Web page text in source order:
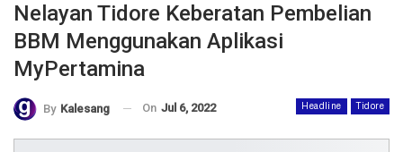
Nelayan Tidore Keberatan Pembelian
BBM Menggunakan Aplikasi
MyPertamina
Headline Tidore
By Kalesang On Jul 6, 2022